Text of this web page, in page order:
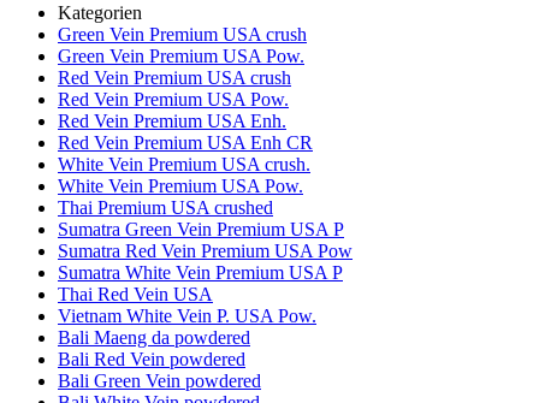
Kategorien
Green Vein Premium USA crush
Green Vein Premium USA Pow.
Red Vein Premium USA crush
Red Vein Premium USA Pow.
Red Vein Premium USA Enh.
Red Vein Premium USA Enh CR
White Vein Premium USA crush.
White Vein Premium USA Pow.
Thai Premium USA crushed
Sumatra Green Vein Premium USA P
Sumatra Red Vein Premium USA Pow
Sumatra White Vein Premium USA P
Thai Red Vein USA
Vietnam White Vein P. USA Pow.
Bali Maeng da powdered
Bali Red Vein powdered
Bali Green Vein powdered